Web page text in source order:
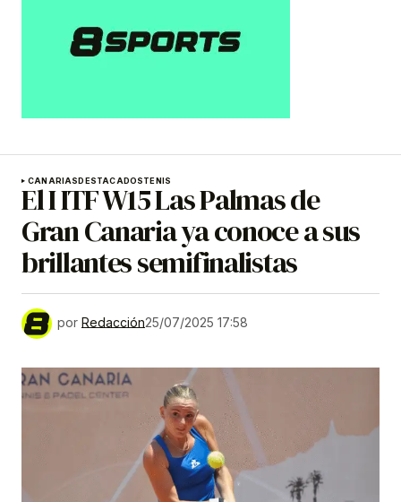
CANARIASDESTACADOSTENIS
El I ITF W15 Las Palmas de
Gran Canaria ya conoce a sus
brillantes semifinalistas
por Redacción25/07/2025 17:58